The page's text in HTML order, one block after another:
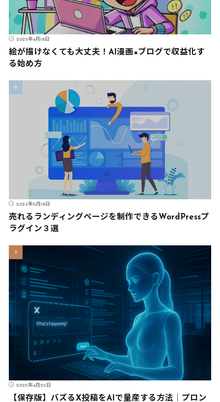
2025年4月18日
絵が描けなくても大丈夫！AI漫画×ブログで収益化す
る始め方
2023年11月18日
売れるランディングページを制作できるWordPressプ
ラグイン３選
2025年4月25日
【保存版】バズるX投稿をAIで量産する方法｜プロン